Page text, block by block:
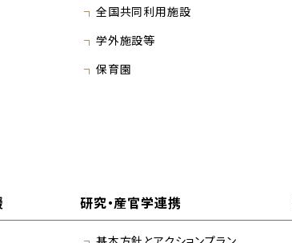
全国共同利用施設
学外施設等
保育園
研究・産官学連携